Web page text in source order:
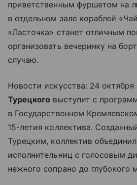
приветственным фуршетом на
в отдельном зале кораблей
«Ласточка» станет отличным
организовать вечеринку на
случаю.
Новости искусства: 24 октября
Турецкого выступит с
в Государственном
15-летия коллектива.
Турецким, коллектив
исполнительниц с голосовым
нежного сопрано до глубокого